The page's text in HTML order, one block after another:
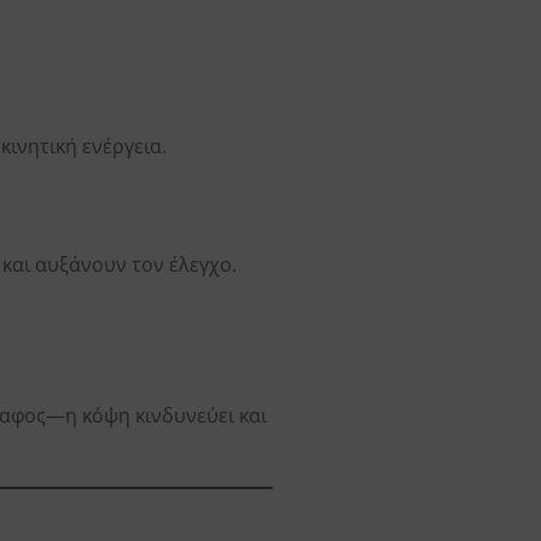
ενέργεια.
αυξάνουν τον έλεγχο.
κόψη κινδυνεύει και